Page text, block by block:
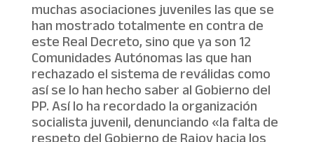
muchas asociaciones juveniles las que se
han mostrado totalmente en contra de
este Real Decreto, sino que ya son 12
Comunidades Autónomas las que han
rechazado el sistema de reválidas como
así se lo han hecho saber al Gobierno del
PP. Así lo ha recordado la organización
socialista juvenil, denunciando «la falta de